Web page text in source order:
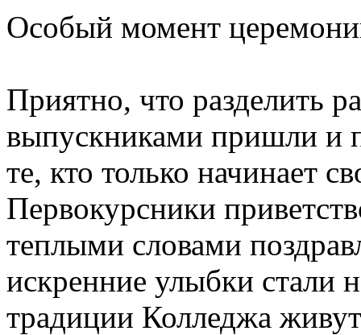
Особый момент
Приятно, что разделить
выпускниками пришли и
те, кто только начинает
Первокурсники
теплыми словами
искренние улыбки стали
традиции Колледжа